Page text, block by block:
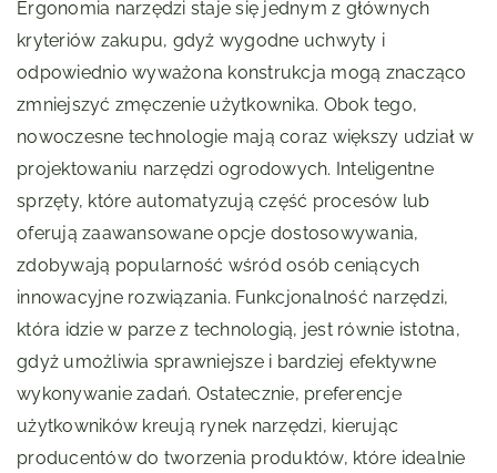
Ergonomia narzędzi staje się jednym z głównych
kryteriów zakupu, gdyż wygodne uchwyty i
odpowiednio wyważona konstrukcja mogą znacząco
zmniejszyć zmęczenie użytkownika. Obok tego,
nowoczesne technologie mają coraz większy udział w
projektowaniu narzędzi ogrodowych. Inteligentne
sprzęty, które automatyzują część procesów lub
oferują zaawansowane opcje dostosowywania,
zdobywają popularność wśród osób ceniących
innowacyjne rozwiązania. Funkcjonalność narzędzi,
która idzie w parze z technologią, jest równie istotna,
gdyż umożliwia sprawniejsze i bardziej efektywne
wykonywanie zadań. Ostatecznie, preferencje
użytkowników kreują rynek narzędzi, kierując
producentów do tworzenia produktów, które idealnie